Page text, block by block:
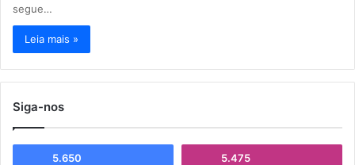
segue…
Leia mais »
Siga-nos
5.650 5.475